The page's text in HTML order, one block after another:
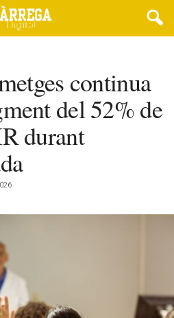
continua
del 52% de
durant